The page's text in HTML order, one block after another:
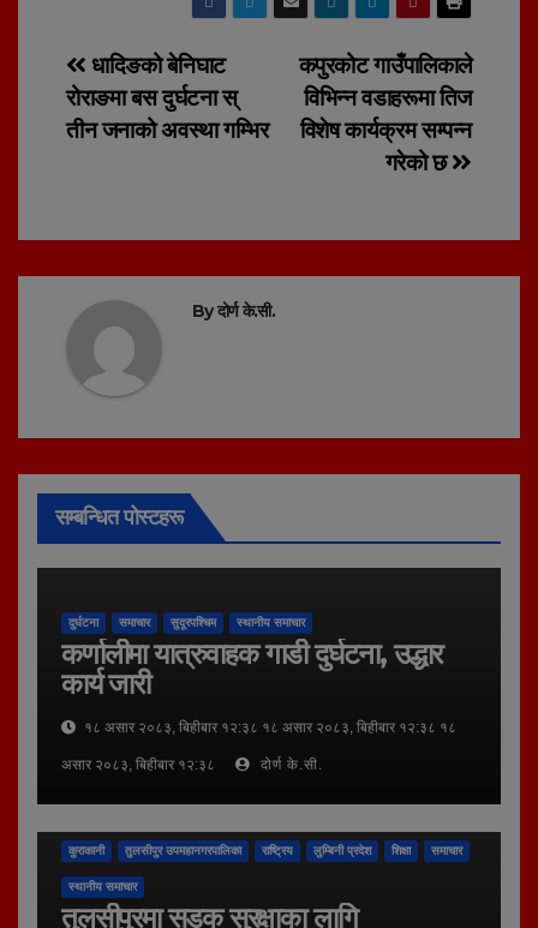
Post
navigation
कपुरकोट गाउँपालिकाले
विभिन्न वडाहरूमा तिज
विशेष कार्यक्रम सम्पन्न
गरेको छ
धादिङको बेनिघाट
रोराङमा बस दुर्घटना स्
तीन जनाको अवस्था गम्भिर
Byदोर्ण के.सी.
सम्बन्धित पोस्टहरू
दुर्घटना समाचार सुदूरपश्चिम स्थानीय समाचार
कर्णालीमा यात्रुवाहक गाडी दुर्घटना, उद्धार
कार्य जारी
१८ असार २०८३, बिहीबार १२:३८ १८ असार २०८३, बिहीबार १२:३८ १८
असार २०८३, बिहीबार १२:३८ दोर्ण के.सी.
कुराकानी तुलसीपुर उपमहानगरपालिका राष्ट्रिय लुम्बिनी प्रदेश शिक्षा समाचार
स्थानीय समाचार
तुलसीपुरमा सडक सुरक्षाका लागि